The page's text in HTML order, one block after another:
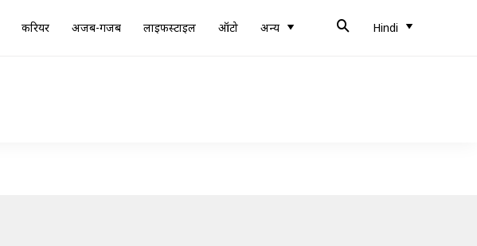
करियर अजब-गजब लाइफस्टाइल ऑटो अन्य Hindi